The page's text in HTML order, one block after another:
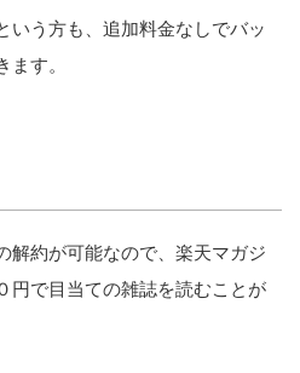
いう方も、追加料金なしでバッ
す。
解約が可能なので、楽天マガジ
円で目当ての雑誌を読むことが